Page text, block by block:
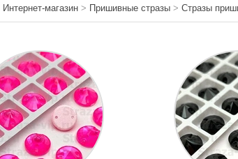
Интернет-магазин> Пришивные стразы> Стразы